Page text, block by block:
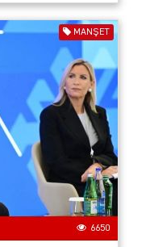
MANŞET
6650